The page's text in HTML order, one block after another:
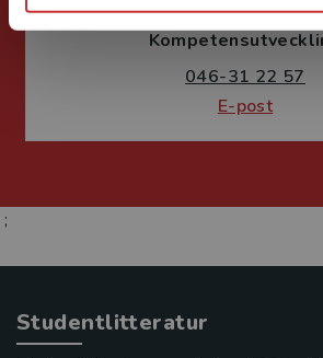
Förlagskoordinator
046-31 22 57
E-post
;
Studentlitteratur